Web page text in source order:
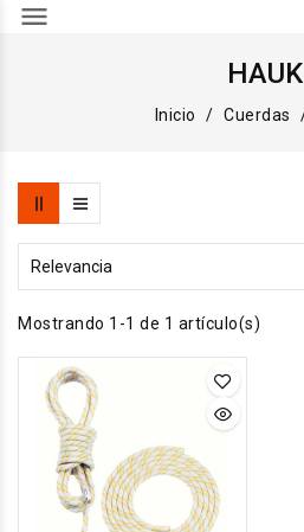
menu
HAUK
Inicio Cuerdas
Relevancia
Mostrando 1-1 de 1 artículo(s)